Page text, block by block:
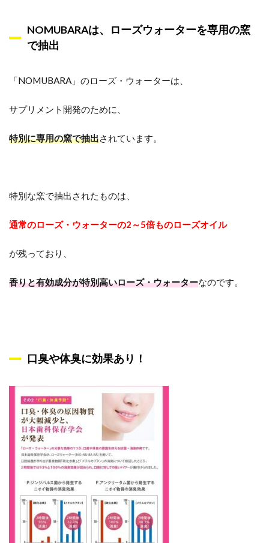
NOMUBARAは、ローズウォーターを専用の窯
で抽出
「NOMUBARA」のローズ・ウォーターは、
サプリメント開発のために、
特別に専用の窯で抽出されています。
特別な窯で抽出されたものは、
通常のローズ・ウォーターの2～5倍ものローズオイル
が残っており、
香りと有効成分が特別高いローズ・ウォーターなのです。
口臭や体臭に効果あり！